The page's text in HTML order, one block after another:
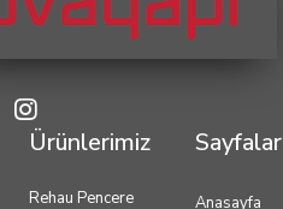
Ürünlerimiz
Rehau Pencere
Sayfalar
Anasayfa